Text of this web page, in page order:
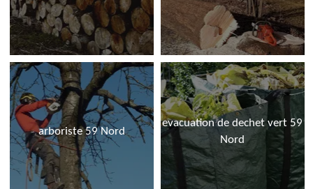
arboriste 59 Nord
evacuation de dechet vert 59
Nord